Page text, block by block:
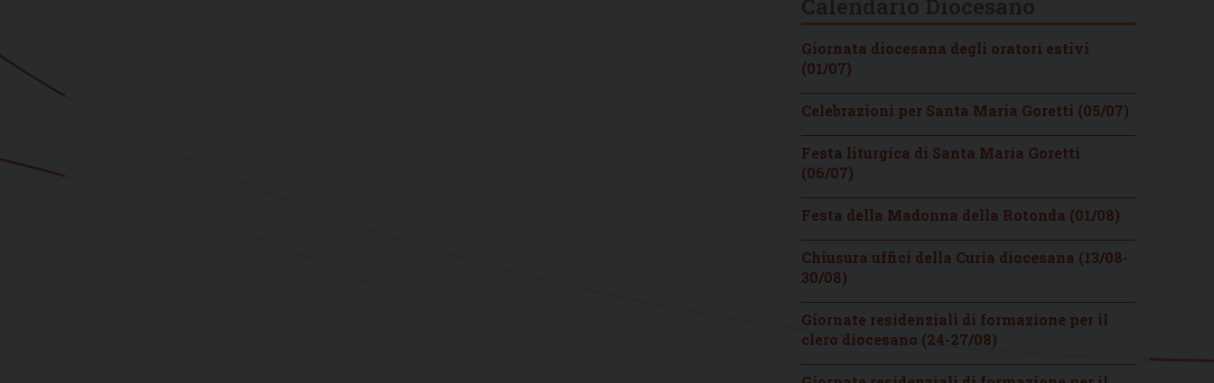
Giornata diocesana degli oratori estivi
(01/07)
Celebrazioni per Santa Maria Goretti (05/07)
Festa liturgica di Santa Maria Goretti
(06/07)
Festa della Madonna della Rotonda (01/08)
Chiusura uffici della Curia diocesana (13/08-
30/08)
Giornate residenziali di formazione per il
clero diocesano (24-27/08)